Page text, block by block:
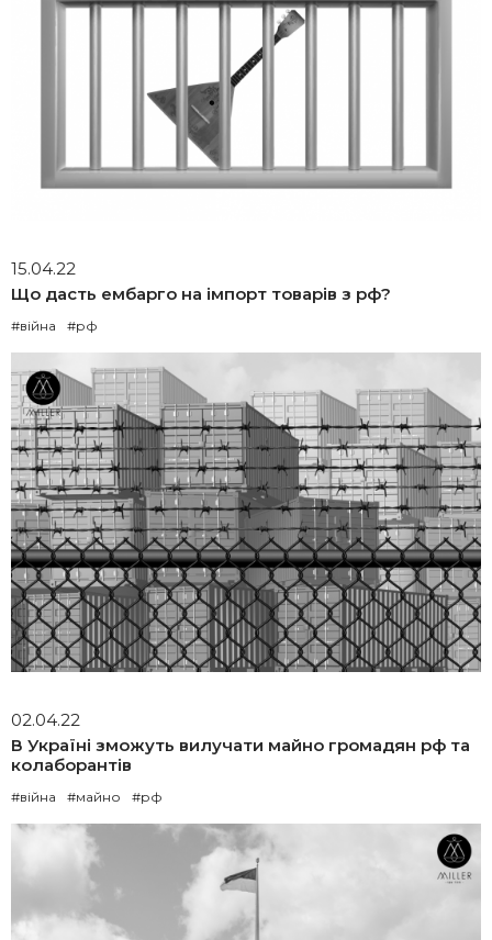
15.04.22
Що дасть ембарго на імпорт товарів з рф?
#війна #рф
02.04.22
В Україні зможуть вилучати майно громадян рф та
колаборантів
#війна #майно #рф